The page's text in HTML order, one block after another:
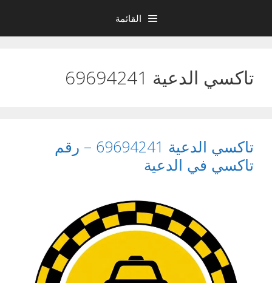
المحتوى
القائمة
تاكسي الدعية 69694241
تاكسي الدعية 69694241 – رقم
تاكسي في الدعية